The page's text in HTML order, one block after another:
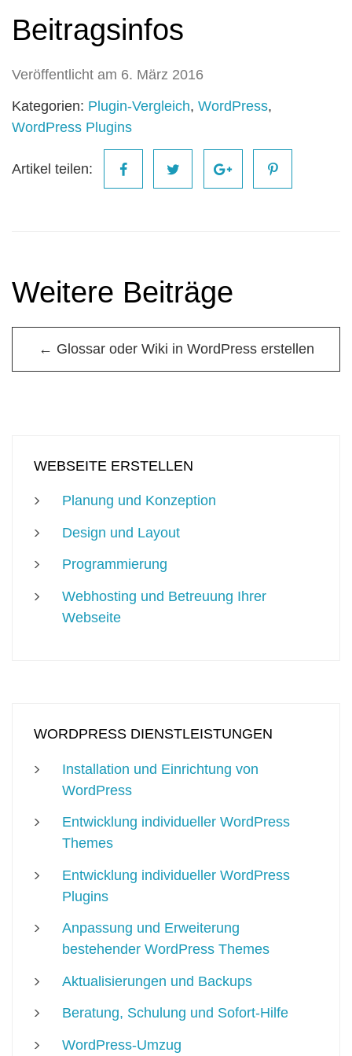
Beitragsinfos
Veröffentlicht am 6. März 2016
Kategorien: Plugin-Vergleich, WordPress,
WordPress Plugins
Artikel teilen:
Weitere Beiträge
← Glossar oder Wiki in WordPress erstellen
WEBSEITE ERSTELLEN
Planung und Konzeption
Design und Layout
Programmierung
Webhosting und Betreuung Ihrer
Webseite
WORDPRESS DIENSTLEISTUNGEN
Installation und Einrichtung von
WordPress
Entwicklung individueller WordPress
Themes
Entwicklung individueller WordPress
Plugins
Anpassung und Erweiterung
bestehender WordPress Themes
Aktualisierungen und Backups
Beratung, Schulung und Sofort-Hilfe
WordPress-Umzug